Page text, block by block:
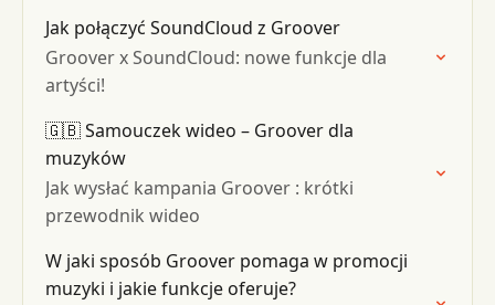
Jak połączyć SoundCloud z Groover
Groover x SoundCloud: nowe funkcje dla
artyści!
🇬🇧 Samouczek wideo – Groover dla
muzyków
Jak wysłać kampania Groover : krótki
przewodnik wideo
W jaki sposób Groover pomaga w promocji
muzyki i jakie funkcje oferuje?